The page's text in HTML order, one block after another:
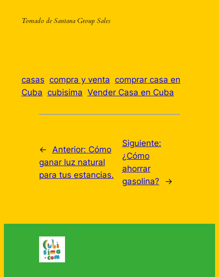
Tomado de Santana Group Sales
casas compra y venta comprar casa en
Cuba cubisima Vender Casa en Cuba
← Anterior: Cómo
ganar luz natural
para tus estancias.
Siguiente:
¿Cómo
ahorrar
gasolina?
→